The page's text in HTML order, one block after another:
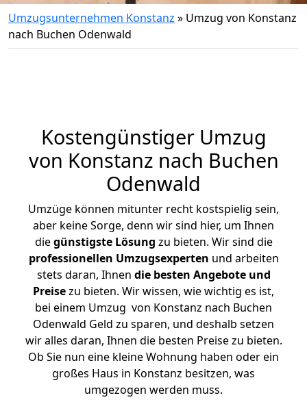
Umzugsunternehmen Konstanz » Umzug von Konstanz
nach Buchen Odenwald
Kostengünstiger Umzug
von Konstanz nach Buchen
Odenwald
Umzüge können mitunter recht kostspielig sein,
aber keine Sorge, denn wir sind hier, um Ihnen
diegünstigste Lösung zu bieten. Wir sind die
professionellen Umzugsexperten und arbeiten
stets daran, Ihnen die besten Angebote und
Preisezu bieten. Wir wissen, wie wichtig es ist,
bei einem Umzug von Konstanz nach Buchen
Odenwald Geld zu sparen, und deshalb setzen
wir alles daran, Ihnen die besten Preise zu bieten.
Ob Sie nun eine kleine Wohnung haben oder ein
großes Haus in Konstanz besitzen, was
umgezogen werden muss.